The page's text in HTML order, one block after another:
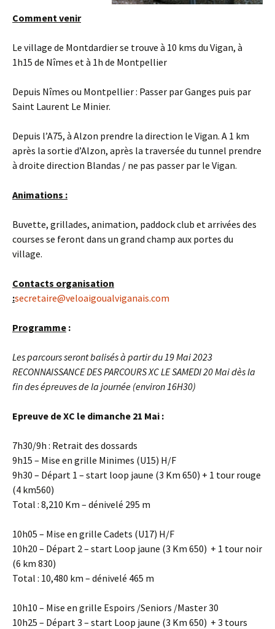
Comment venir
Le village de Montdardier se trouve à 10 kms du Vigan, à
1h15 de Nîmes et à 1h de Montpellier
Depuis Nîmes ou Montpellier : Passer par Ganges puis par
Saint Laurent Le Minier.
Depuis l’A75, à Alzon prendre la direction le Vigan. A 1 km
après la sortie d’Alzon, après la traversée du tunnel prendre
à droite direction Blandas / ne pas passer par le Vigan.
Animations :
Buvette, grillades, animation, paddock club et arrivées des
courses se feront dans un grand champ aux portes du
village.
Contacts organisation
:secretaire@veloaigoualviganais.com
Programme :
Les parcours seront balisés à partir du 19 Mai 2023
RECONNAISSANCE DES PARCOURS XC LE SAMEDI 20 Mai dès la
fin des épreuves de la journée (environ 16H30)
Epreuve de XC le dimanche 21 Mai :
7h30/9h : Retrait des dossards
9h15 – Mise en grille Minimes (U15) H/F
9h30 – Départ 1 – start loop jaune (3 Km 650) + 1 tour rouge
(4 km560)
Total : 8,210 Km – dénivelé 295 m
10h05 – Mise en grille Cadets (U17) H/F
10h20 – Départ 2 – start Loop jaune (3 Km 650) + 1 tour noir
(6 km 830)
Total : 10,480 km – dénivelé 465 m
10h10 – Mise en grille Espoirs /Seniors /Master 30
10h25 – Départ 3 – start Loop jaune (3 Km 650) + 3 tours